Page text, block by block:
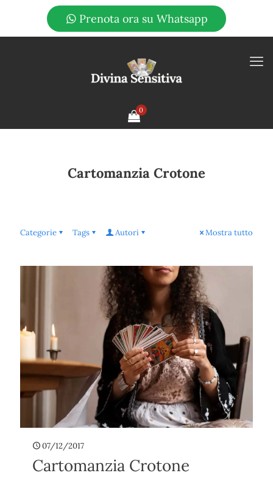
Prenota ora su Whatsapp
0
Cartomanzia Crotone
Categorie Tags Autori Mostra tutto
07/12/2017
Cartomanzia Crotone